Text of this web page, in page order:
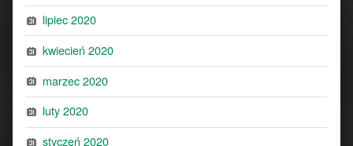
lipiec 2020
kwiecień 2020
marzec 2020
luty 2020
styczeń 2020